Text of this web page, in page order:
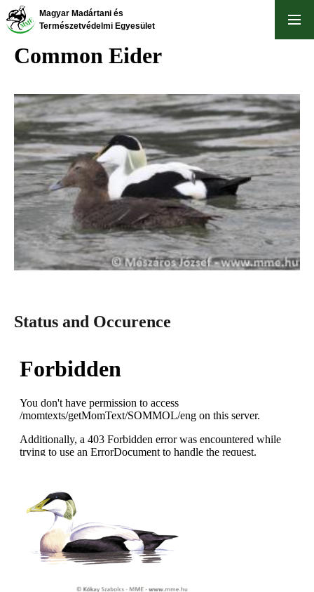
Skip
to
content
Magyar Madártani és
Természetvédelmi Egyesület
Common Eider
Status and Occurence